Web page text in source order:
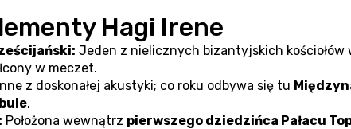
Hagi Irene
Jeden z nielicznych bizantyjskich kościołów
w meczet.
z doskonałej akustyki; co roku odbywa się tu
.
Położona wewnątrz pierwszego dziedzińca Pałacu